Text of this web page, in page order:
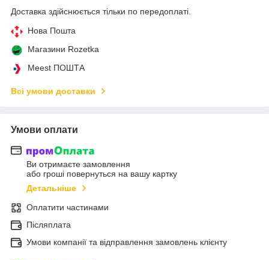
Доставка здійснюється тільки по передоплаті.
Нова Пошта
Магазини Rozetka
Meest ПОШТА
Всі умови доставки
Умови оплати
Ви отримаєте замовлення
або гроші повернуться на вашу картку
Детальніше
Оплатити частинами
Післяплата
Умови компанії та відправлення замовлень клієнту